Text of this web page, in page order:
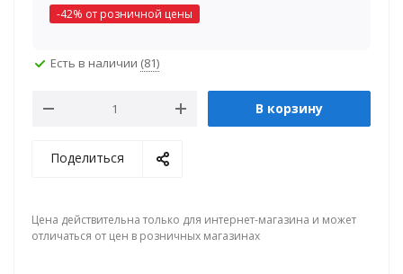
-42% от розничной цены
Есть в наличии (81)
В корзину
Поделиться
Цена действительна только для интернет-магазина и может
отличаться от цен в розничных магазинах